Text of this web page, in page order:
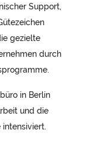
Support,
gezielte
durch
in Berlin
und die